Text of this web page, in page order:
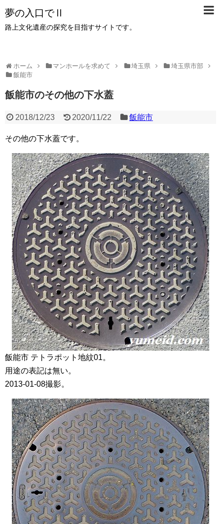
夢の入口でⅡ
路上文化遺産の探究を目指すサイトです。
ホーム マンホールを求めて 埼玉県
埼玉県市部
飯能市
飯能市のその他の下水蓋
2018/12/23 2020/11/22 飯能市
その他の下水蓋です。
飯能市 テトラポット地紋01。
用途の表記は無い。
2013-01-08撮影。